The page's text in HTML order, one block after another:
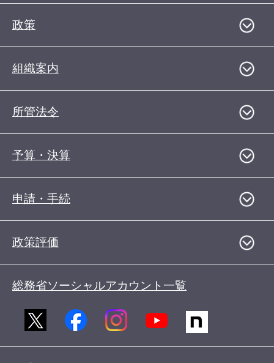
政策
組織案内
所管法令
予算・決算
申請・手続
政策評価
総務省ソーシャルアカウント一覧